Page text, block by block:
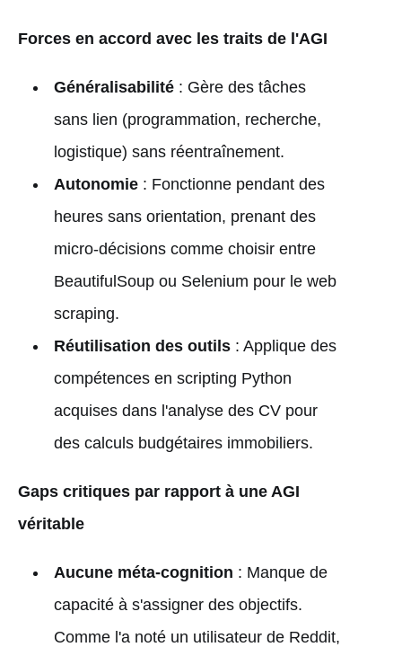
Forces en accord avec les traits de l'AGI
Généralisabilité: Gère des tâches
sans lien (programmation, recherche,
logistique) sans réentraînement.
Autonomie: Fonctionne pendant des
heures sans orientation, prenant des
micro-décisions comme choisir entre
BeautifulSoup ou Selenium pour le web
scraping.
Réutilisation des outils: Applique des
compétences en scripting Python
acquises dans l'analyse des CV pour
des calculs budgétaires immobiliers.
Gaps critiques par rapport à une AGI
véritable
Aucune méta-cognition : Manque de
capacité à s'assigner des objectifs.
Comme l'a noté un utilisateur de Reddit,